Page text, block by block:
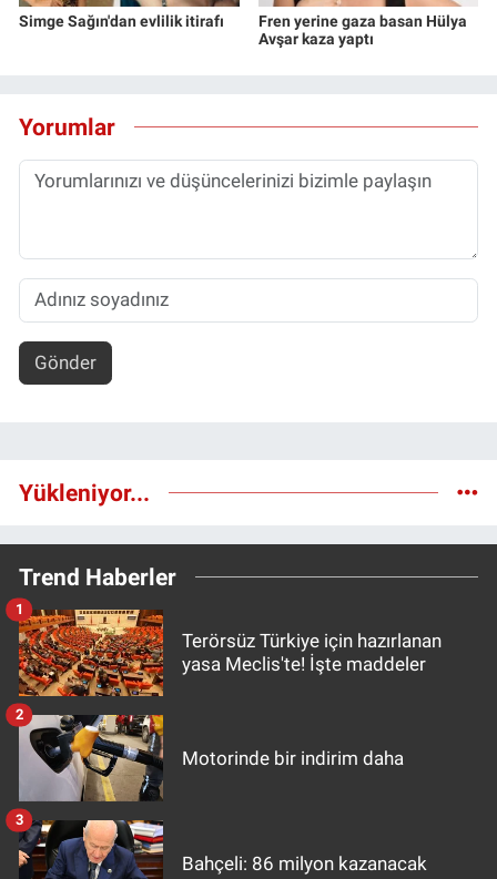
Simge Sağın'dan evlilik itirafı
Fren yerine gaza basan Hülya
Avşar kaza yaptı
Yorumlar
Gönder
Yükleniyor...
Trend Haberler
Terörsüz Türkiye için hazırlanan
yasa Meclis'te! İşte maddeler
1
Motorinde bir indirim daha
2
Bahçeli: 86 milyon kazanacak
3